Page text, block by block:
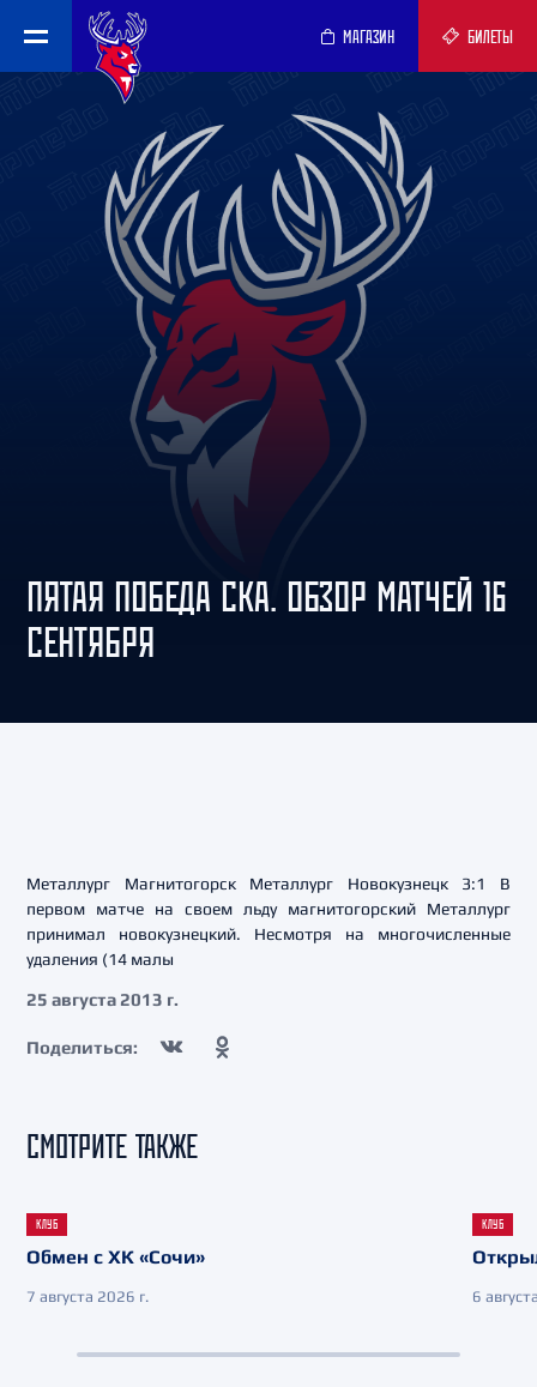
МАГАЗИН БИЛЕТЫ
ПЯТАЯ ПОБЕДА СКА. ОБЗОР МАТЧЕЙ 16
СЕНТЯБРЯ
Металлург Магнитогорск Металлург Новокузнецк 3:1 В
первом матче на своем льду магнитогорский Металлург
принимал новокузнецкий. Несмотря на многочисленные
удаления (14 малы
25 августа 2013 г.
Поделиться:
СМОТРИТЕ ТАКЖЕ
КЛУБ
Обмен с ХК «Сочи»
7 августа 2026 г.
КЛУБ
6